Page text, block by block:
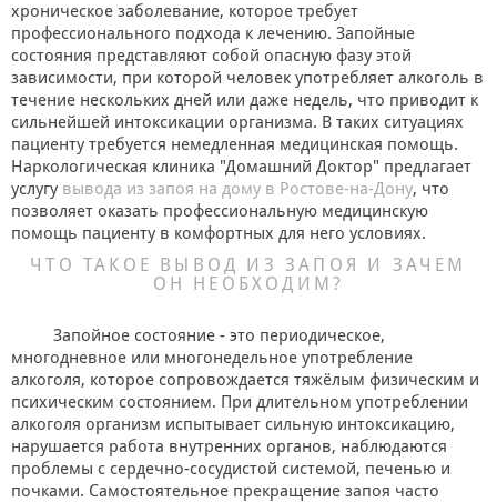
ПЛАТКИ В ХРАМ
МЕРНЫЕ ИКОНЫ
ДЛЯ НОВОРОЖДЕННЫХ
+
НАРЯДНАЯ ОДЕЖДА ДЛЯ ДЕТЕЙ
Фотогалерея
Помощь покупателю
ИМЕННАЯ ВЫШИВКА
хроническое заболевание, которое требует
профессионального подхода к лечению. Запойные
состояния представляют собой опасную фазу этой
зависимости, при которой человек употребляет алкоголь в
течение нескольких дней или даже недель, что приводит к
сильнейшей интоксикации организма. В таких ситуациях
пациенту требуется немедленная медицинская помощь.
Наркологическая клиника "Домашний Доктор" предлагает
услугу вывода из запоя на дому в Ростове-на-Дону, что
позволяет оказать профессиональную медицинскую
помощь пациенту в комфортных для него условиях.
ЧТО ТАКОЕ ВЫВОД ИЗ ЗАПОЯ И ЗАЧЕМ
ОН НЕОБХОДИМ?
Запойное состояние - это периодическое,
многодневное или многонедельное употребление
алкоголя, которое сопровождается тяжёлым физическим и
психическим состоянием. При длительном употреблении
алкоголя организм испытывает сильную интоксикацию,
нарушается работа внутренних органов, наблюдаются
проблемы с сердечно-сосудистой системой, печенью и
почками. Самостоятельное прекращение запоя часто